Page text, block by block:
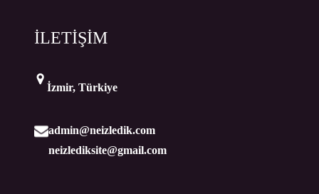
İLETİŞİM
İzmir, Türkiye
admin@neizledik.com
neizlediksite@gmail.com